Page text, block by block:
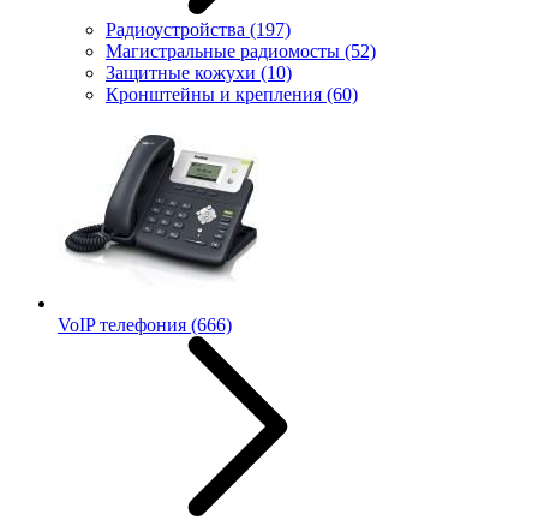
Радиоустройства (197)
Магистральные радиомосты (52)
Защитные кожухи (10)
Кронштейны и крепления (60)
VoIP телефония (666)